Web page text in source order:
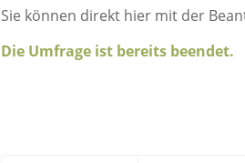
Sie können direkt hier mit der
Die Umfrage ist bereits beendet.